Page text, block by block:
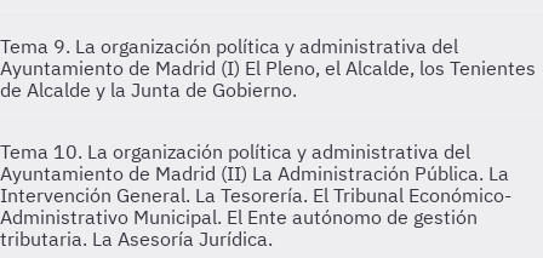
Tema 9. La organización política y administrativa del
Ayuntamiento de Madrid (I) El Pleno, el Alcalde, los Tenientes
de Alcalde y la Junta de Gobierno.
Tema 10. La organización política y administrativa del
Ayuntamiento de Madrid (II) La Administración Pública. La
Intervención General. La Tesorería. El Tribunal Económico-
Administrativo Municipal. El Ente autónomo de gestión
tributaria. La Asesoría Jurídica.